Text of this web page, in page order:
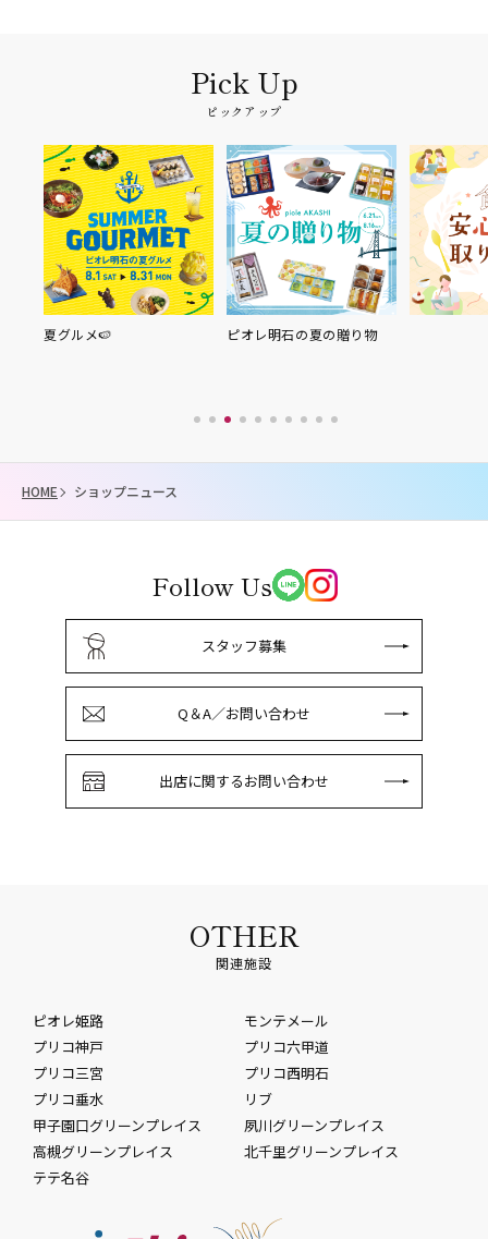
ピックアップ
ピオレ明石の夏の贈り物
HOME ショップニュース
Follow Us
スタッフ募集
Q＆A／お問い合わせ
出店に関するお問い合わせ
OTHER
関連施設
ピオレ姫路
モンテメール
プリコ神戸
プリコ六甲道
プリコ三宮
プリコ西明石
プリコ垂水
リブ
甲子園口グリーンプレイス
夙川グリーンプレイス
高槻グリーンプレイス
北千里グリーンプレイス
テテ名谷